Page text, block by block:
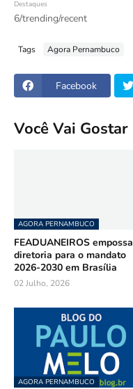
Destaques
6/trending/recent
Tags Agora Pernambuco
Facebook
Você Vai Gostar
AGORA PERNAMBUCO
FEADUANEIROS empossa
diretoria para o mandato
2026-2030 em Brasília
02 Julho, 2026
AGORA PERNAMBUCO